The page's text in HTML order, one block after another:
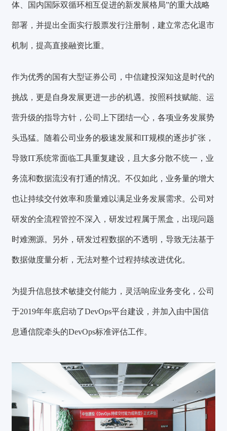
体、国内国际双循环相互促进的新发展格局”的重大战略
部署，并提出全面实行股票发行注册制，建立常态化退市
机制，提高直接融资比重。
作为优秀的国有大型证券公司，中信建投深知这是时代的
挑战，更是自身发展更进一步的机遇。按照科技赋能、运
营升级的指导方针，公司上下团结一心，各项业务发展势
头迅猛。随着公司业务的极速发展和IT规模的逐步扩张，
导致IT系统常面临工具重复建设，且大多分散不统一，业
务流和数据流没有打通的情况。不仅如此，业务量的增大
也让持续交付效率和质量难以满足业务发展需求。公司对
研发的全流程管控不深入，研发过程属于黑盒，出现问题
时难溯源。另外，研发过程数据的不透明，导致无法基于
数据做度量分析，无法对整个过程持续改进优化。
为提升信息技术敏捷交付能力，灵活响应业务变化，公司
于2019年年底启动了DevOps平台建设，并加入由中国信
息通信院牵头的DevOps标准评估工作。